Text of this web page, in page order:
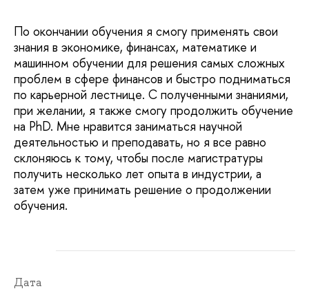
По окончании обучения я смогу применять свои
знания в экономике, финансах, математике и
машинном обучении для решения самых сложных
проблем в сфере финансов и быстро подниматься
по карьерной лестнице. С полученными знаниями,
при желании, я также смогу продолжить обучение
на PhD. Мне нравится заниматься научной
деятельностью и преподавать, но я все равно
склоняюсь к тому, чтобы после магистратуры
получить несколько лет опыта в индустрии, а
затем уже принимать решение о продолжении
обучения.
Дата